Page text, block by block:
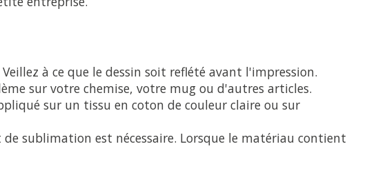
à ce que le dessin soit reflété avant l'impression.
sur votre chemise, votre mug ou d'autres articles.
sur un tissu en coton de couleur claire ou sur
sublimation est nécessaire. Lorsque le matériau contient